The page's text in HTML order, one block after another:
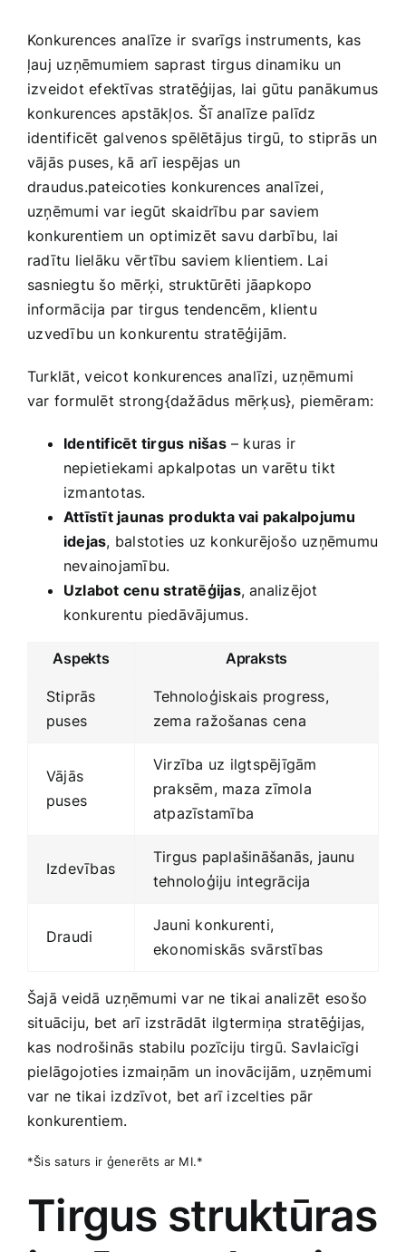
Konkurences analīze ir svarīgs instruments, kas
ļauj uzņēmumiem​ saprast tirgus dinamiku un
izveidot efektīvas stratēģijas, lai gūtu panākumus
konkurences apstākļos. Šī analīze palīdz
identificēt galvenos spēlētājus⁣ tirgū, to ‍stiprās ​un
vājās puses, kā arī iespējas un
draudus.pateicoties konkurences analīzei,
uzņēmumi var iegūt⁣ skaidrību⁣ par saviem
konkurentiem un optimizēt savu darbību, lai‌
radītu lielāku⁣ vērtību saviem klientiem. Lai
‍sasniegtu šo mērķi, struktūrēti jāapkopo ​
informācija par tirgus tendencēm, klientu
⁤uzvedību un ​konkurentu ​stratēģijām.
Turklāt, ⁣veicot konkurences analīzi, uzņēmumi
var formulēt strong{dažādus mērķus}, piemēram:
Identificēt tirgus nišas– kuras ir
nepietiekami apkalpotas un varētu tikt
izmantotas.
Attīstīt jaunas produkta vai pakalpojumu
idejas, balstoties uz konkurējošo uzņēmumu
‍nevainojamību.
Uzlabot cenu stratēģijas, analizējot⁤
konkurentu piedāvājumus.
Aspekts Apraksts
Stiprās
puses
Tehnoloģiskais progress,
zema ražošanas⁣ cena
Vājās⁢
puses
Virzība uz ilgtspējīgām
praksēm, maza zīmola
atpazīstamība
Izdevības
Tirgus paplašināšanās, jaunu
tehnoloģiju integrācija
Draudi
Jauni konkurenti,
ekonomiskās svārstības
Šajā⁣ veidā ⁢uzņēmumi var ne tikai analizēt ⁣esošo
situāciju, bet arī izstrādāt ilgtermiņa stratēģijas,
kas nodrošinās stabilu pozīciju ‍tirgū. Savlaicīgi
pielāgojoties izmaiņām un inovācijām, ⁢uzņēmumi
var ne tikai izdzīvot, bet arī izcelties pār
konkurentiem.
*Šis ‌saturs ir ģenerēts ar MI.*
Tirgus‍ struktūras‌